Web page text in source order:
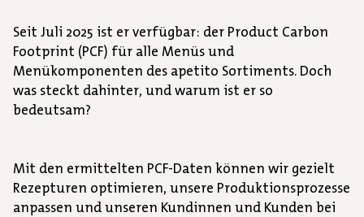
Seit Juli 2025 ist er verfügbar: der Product Carbon
Footprint (PCF) für alle Menüs und
Menükomponenten des apetito Sortiments. Doch
was steckt dahinter, und warum ist er so
bedeutsam?
Mit den ermittelten PCF-Daten können wir gezielt
Rezepturen optimieren, unsere Produktionsprozesse
anpassen und unseren Kundinnen und Kunden bei